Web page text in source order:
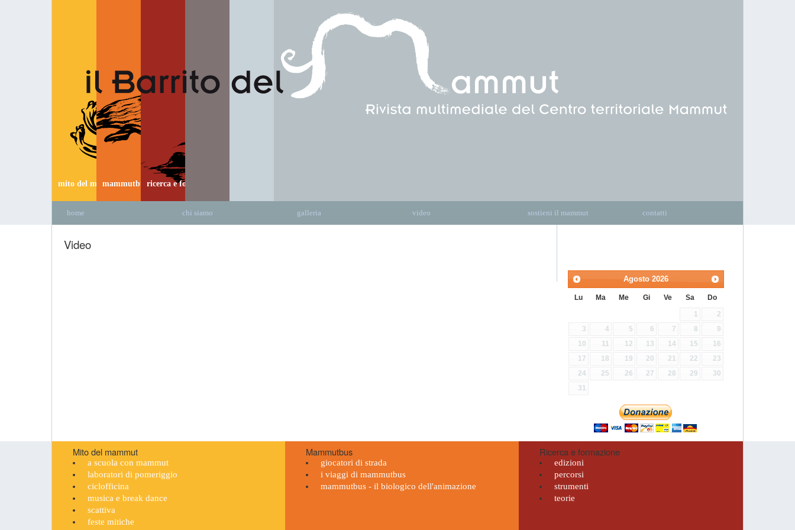
mito del mammutmammutbusricerca e formazione
home chi siamo galleria video sostieni il mammut contatti
Video
Agosto 2026
Lu Ma Me Gi Ve Sa Do
1
2
3
4 5 6 7 8
9
10
11 12 13 14 15
16
17
18 19 20 21 22
23
24
25 26 27 28 29
30
31
Mito del mammut
a scuola con mammut
laboratori di pomeriggio
ciclofficina
musica e break dance
scattiva
feste mitiche
Mammutbus
giocatori di strada
i viaggi di mammutbus
mammutbus - il biologico dell'animazione
Ricerca e formazione
edizioni
percorsi
strumenti
teorie